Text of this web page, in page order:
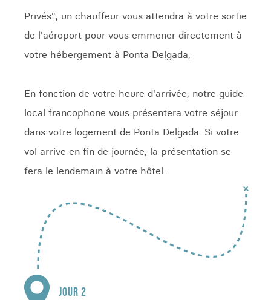
Privés", un chauffeur vous attendra à votre sortie
de l'aéroport pour vous emmener directement à
votre hébergement à Ponta Delgada,
En fonction de votre heure d'arrivée, notre guide
local francophone vous présentera votre séjour
dans votre logement de Ponta Delgada. Si votre
vol arrive en fin de journée, la présentation se
fera le lendemain à votre hôtel.
JOUR 2